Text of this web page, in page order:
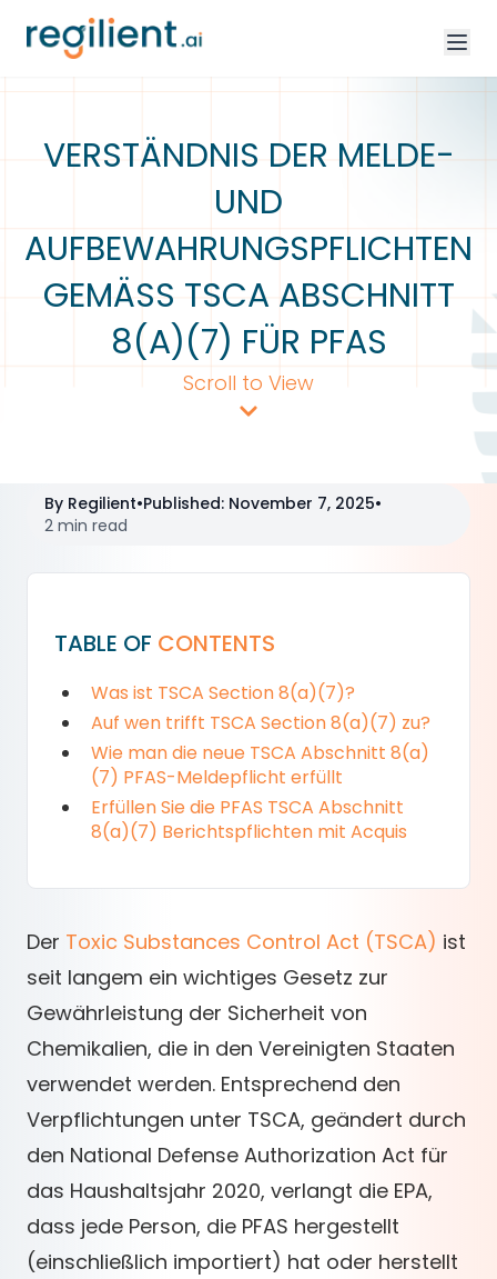
VERSTÄNDNIS DER MELDE-
UND
AUFBEWAHRUNGSPFLICHTEN
GEMÄSS TSCA ABSCHNITT 8
(A)(7) FÜR PFAS
Scroll to View
By Regilient•Published: November 7, 2025•
2 min read
TABLE OF CONTENTS
Was ist TSCA Section 8(a)(7)?
Auf wen trifft TSCA Section 8(a)(7) zu?
Wie man die neue TSCA Abschnitt 8(a)
(7) PFAS-Meldepflicht erfüllt
Erfüllen Sie die PFAS TSCA Abschnitt
8(a)(7) Berichtspflichten mit Acquis
Der Toxic Substances Control Act (TSCA) ist
seit langem ein wichtiges Gesetz zur
Gewährleistung der Sicherheit von
Chemikalien, die in den Vereinigten Staaten
verwendet werden. Entsprechend den
Verpflichtungen unter TSCA, geändert durch
den National Defense Authorization Act für
das Haushaltsjahr 2020, verlangt die EPA,
dass jede Person, die PFAS hergestellt
(einschließlich importiert) hat oder herstellt